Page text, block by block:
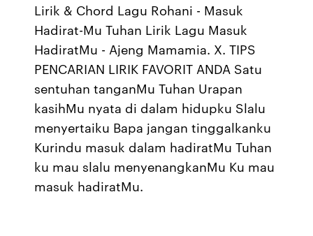
Lirik & Chord Lagu Rohani - Masuk
Hadirat-Mu Tuhan Lirik Lagu Masuk
HadiratMu - Ajeng Mamamia. X. TIPS
PENCARIAN LIRIK FAVORIT ANDA Satu
sentuhan tanganMu Tuhan Urapan
kasihMu nyata di dalam hidupku Slalu
menyertaiku Bapa jangan tinggalkanku
Kurindu masuk dalam hadiratMu Tuhan
ku mau slalu menyenangkanMu Ku mau
masuk hadiratMu.